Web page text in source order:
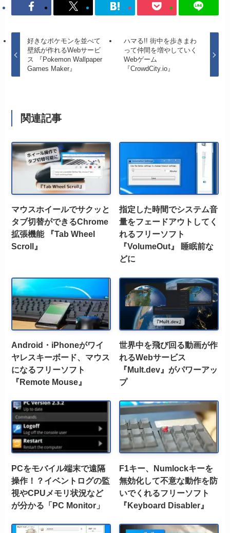
好きなポケモンを並べて
壁紙が作れるWebサービ
ス 『Pokemon Wallpaper
Games Maker』
ハマる!! 街中を歩きまわ
って仲間を増やしていく
Webゲーム
『CrowdCity.io』
関連記事
マウスホイールでサクッと
タブ切替ができるChrome
拡張機能 『Tab Wheel
Scroll』
指定した時間でシステム音
量をフェードアウトしてく
れるフリーソフト
『VolumeOut』 睡眠前な
どに
Android・iPhoneがワイ
ヤレスキーボード、マウス
になるフリーソフト
『Remote Mouse』
世界中を飛び回る動画が作
れるWebサービス
『Mult.dev』がパワーアッ
プ
PCをモバイル端末で遠隔
操作！？イベントログの監
視やCPUメモリ状況など
が分かる「PC Monitor」
F1キー、Numlockキーを
無効化して不意な動作を防
いでくれるフリーソフト
『Keyboard Disabler』